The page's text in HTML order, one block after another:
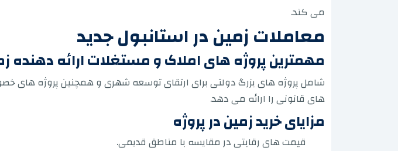
می کند.
معاملات زمین در استانبول جدید
مهمترین پروژه های املاک و مستغلات ارائه دهنده
شامل پروژه های بزرگ دولتی برای ارتقای توسعه شهری و همچنین پروژه های
های قانونی را ارائه می دهد.
مزایای خرید زمین در پروژه
قیمت های رقابتی در مقایسه با مناطق قدیمی.